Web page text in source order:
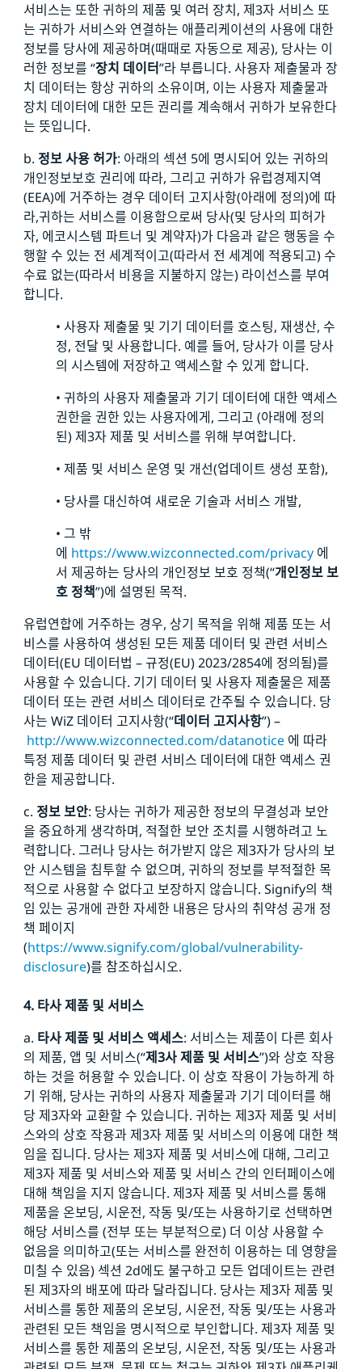
서비스는 또한 귀하의 제품 및 여러 장치, 제3자 서비스 또
는 귀하가 서비스와 연결하는 애플리케이션의 사용에 대한
정보를 당사에 제공하며(때때로 자동으로 제공), 당사는 이
러한 정보를 “장치 데이터”라 부릅니다. 사용자 제출물과 장
치 데이터는 항상 귀하의 소유이며, 이는 사용자 제출물과
장치 데이터에 대한 모든 권리를 계속해서 귀하가 보유한다
는 뜻입니다.
b. 정보 사용 허가: 아래의 섹션 5에 명시되어 있는 귀하의
개인정보보호 권리에 따라, 그리고 귀하가 유럽경제지역
(EEA)에 거주하는 경우 데이터 고지사항(아래에 정의)에 따
라,귀하는 서비스를 이용함으로써 당사(및 당사의 피허가
자, 에코시스템 파트너 및 계약자)가 다음과 같은 행동을 수
행할 수 있는 전 세계적이고(따라서 전 세계에 적용되고) 수
수료 없는(따라서 비용을 지불하지 않는) 라이선스를 부여
합니다.
• 사용자 제출물 및 기기 데이터를 호스팅, 재생산, 수
정, 전달 및 사용합니다. 예를 들어, 당사가 이를 당사
의 시스템에 저장하고 액세스할 수 있게 합니다.
• 귀하의 사용자 제출물과 기기 데이터에 대한 액세스
권한을 권한 있는 사용자에게, 그리고 (아래에 정의
된) 제3자 제품 및 서비스를 위해 부여합니다.
• 제품 및 서비스 운영 및 개선(업데이트 생성 포함),
• 당사를 대신하여 새로운 기술과 서비스 개발,
• 그 밖
에 https://www.wizconnected.com/privacy에
서 제공하는 당사의 개인정보 보호 정책(“개인정보 보
호 정책”)에 설명된 목적.
유럽연합에 거주하는 경우, 상기 목적을 위해 제품 또는 서
비스를 사용하여 생성된 모든 제품 데이터 및 관련 서비스
데이터(EU 데이터법 – 규정(EU) 2023/2854에 정의됨)를
사용할 수 있습니다. 기기 데이터 및 사용자 제출물은 제품
데이터 또는 관련 서비스 데이터로 간주될 수 있습니다. 당
사는 WiZ 데이터 고지사항(“데이터 고지사항”) –
http://www.wizconnected.com/datanotice에 따라
특정 제품 데이터 및 관련 서비스 데이터에 대한 액세스 권
한을 제공합니다.
c. 정보 보안: 당사는 귀하가 제공한 정보의 무결성과 보안
을 중요하게 생각하며, 적절한 보안 조치를 시행하려고 노
력합니다. 그러나 당사는 허가받지 않은 제3자가 당사의 보
안 시스템을 침투할 수 없으며, 귀하의 정보를 부적절한 목
적으로 사용할 수 없다고 보장하지 않습니다. Signify의 책
임 있는 공개에 관한 자세한 내용은 당사의 취약성 공개 정
책 페이지
(https://www.signify.com/global/vulnerability-
disclosure)를 참조하십시오.
4. 타사 제품 및 서비스
a. 타사 제품 및 서비스 액세스: 서비스는 제품이 다른 회사
의 제품, 앱 및 서비스(“제3사 제품 및 서비스”)와 상호 작용
하는 것을 허용할 수 있습니다. 이 상호 작용이 가능하게 하
기 위해, 당사는 귀하의 사용자 제출물과 기기 데이터를 해
당 제3자와 교환할 수 있습니다. 귀하는 제3자 제품 및 서비
스와의 상호 작용과 제3자 제품 및 서비스의 이용에 대한 책
임을 집니다. 당사는 제3자 제품 및 서비스에 대해, 그리고
제3자 제품 및 서비스와 제품 및 서비스 간의 인터페이스에
대해 책임을 지지 않습니다. 제3자 제품 및 서비스를 통해
제품을 온보딩, 시운전, 작동 및/또는 사용하기로 선택하면
해당 서비스를 (전부 또는 부분적으로) 더 이상 사용할 수
없음을 의미하고(또는 서비스를 완전히 이용하는 데 영향을
미칠 수 있음) 섹션 2d에도 불구하고 모든 업데이트는 관련
된 제3자의 배포에 따라 달라집니다. 당사는 제3자 제품 및
서비스를 통한 제품의 온보딩, 시운전, 작동 및/또는 사용과
관련된 모든 책임을 명시적으로 부인합니다. 제3자 제품 및
서비스를 통한 제품의 온보딩, 시운전, 작동 및/또는 사용과